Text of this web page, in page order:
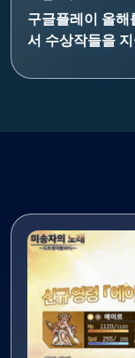
구글플레이 올해
서 수상작들을